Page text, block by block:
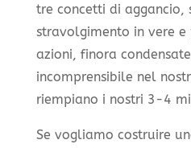
tre concetti di aggancio,
stravolgimento in vere e
azioni, finora
incomprensibile nel
riempiano i nostri 3-4
​Se vogliamo costruire